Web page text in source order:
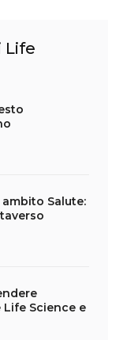
Life
Salute:
Life Science e